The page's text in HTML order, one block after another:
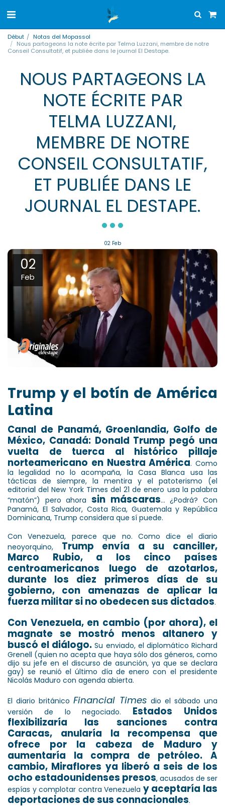
Début
Notas del Mopassol
Nous partageons la note écrite par Telma Luzzani, membre de notre
Conseil Consultatif, et publiée dans le journal El Destape.
NOUS PARTAGEONS LA
NOTE ÉCRITE PAR
TELMA LUZZANI,
MEMBRE DE NOTRE
CONSEIL CONSULTATIF,
ET PUBLIÉE DANS LE
JOURNAL EL DESTAPE.
02 Feb
02
Feb
Trump y el botín de América
Latina
Canal de Panamá, Groenlandia, Golfo de
México, Canadá: Donald Trump pegó una
vuelta de tuerca al histórico pillaje
norteamericano en Nuestra América. Como
la legalidad no lo acompaña, la Casa Blanca usa las
tácticas de siempre, la mentira y el patoterismo (el
editorial del New York Times del 21 de enero usa la palabra
“matón”) pero ahora sin máscaras... ¿Podrá? Con
Panamá, El Salvador, Costa Rica, Guatemala y República
Dominicana, Trump considera que sí puede.
Con Venezuela, parece que no. Como dice el diario
neoyorquino, Trump envía a su canciller,
Marco Rubio, a los cinco países
centroamericanos luego de azotarlos,
durante los diez primeros días de su
gobierno, con amenazas de aplicar la
fuerza militar si no obedecen sus dictados.
Con Venezuela, en cambio (por ahora), el
magnate se mostró menos altanero y
buscó el diálogo.Su enviado, el diplomático Richard
Grenell (quien no acepta que haya sólo dos géneros, como
dijo su jefe en el discurso de asunción, ya que se declara
gay) se reunió el último día de enero con el presidente
Nicolás Maduro con agenda abierta.
El diario británicoFinancial Times dio el sábado una
versión de lo negociado.
Estados Unidos
flexibilizaría las sanciones contra
Caracas, anularía la recompensa que
ofrece por la cabeza de Maduro y
aumentaría la compra de petróleo. A
cambio, Miraflores ya liberó a seis de los
ocho estadounidenses presos, acusados de ser
espías y complotar contra Venezuela y aceptaría las
deportaciones de sus connacionales.